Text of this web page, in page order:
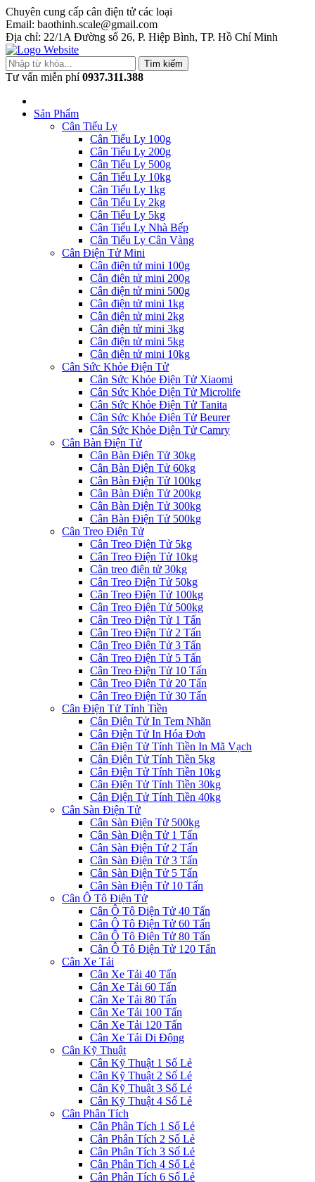
Chuyên cung cấp cân điện tử các loại
Email: baothinh.scale@gmail.com
Địa chỉ: 22/1A Đường số 26, P. Hiệp Bình, TP. Hồ Chí Minh
Tìm kiếm
Tư vấn miễn phí 0937.311.388
Sản Phẩm
Cân Tiểu Ly
Cân Tiểu Ly 100g
Cân Tiểu Ly 200g
Cân Tiểu Ly 500g
Cân Tiểu Ly 10kg
Cân Tiểu Ly 1kg
Cân Tiểu Ly 2kg
Cân Tiểu Ly 5kg
Cân Tiểu Ly Nhà Bếp
Cân Tiểu Ly Cân Vàng
Cân Điện Tử Mini
Cân điện tử mini 100g
Cân điện tử mini 200g
Cân điện tử mini 500g
Cân điện tử mini 1kg
Cân điện tử mini 2kg
Cân điện tử mini 3kg
Cân điện tử mini 5kg
Cân điện tử mini 10kg
Cân Sức Khỏe Điện Tử
Cân Sức Khỏe Điện Tử Xiaomi
Cân Sức Khỏe Điện Tử Microlife
Cân Sức Khỏe Điện Tử Tanita
Cân Sức Khỏe Điện Tử Beurer
Cân Sức Khỏe Điện Tử Camry
Cân Bàn Điện Tử
Cân Bàn Điện Tử 30kg
Cân Bàn Điện Tử 60kg
Cân Bàn Điện Tử 100kg
Cân Bàn Điện Tử 200kg
Cân Bàn Điện Tử 300kg
Cân Bàn Điện Tử 500kg
Cân Treo Điện Tử
Cân Treo Điện Tử 5kg
Cân Treo Điện Tử 10kg
Cân treo điện tử 30kg
Cân Treo Điện Tử 50kg
Cân Treo Điện Tử 100kg
Cân Treo Điện Tử 500kg
Cân Treo Điện Tử 1 Tấn
Cân Treo Điện Tử 2 Tấn
Cân Treo Điện Tử 3 Tấn
Cân Treo Điện Tử 5 Tấn
Cân Treo Điện Tử 10 Tấn
Cân Treo Điện Tử 20 Tấn
Cân Treo Điện Tử 30 Tấn
Cân Điện Tử Tính Tiền
Cân Điện Tử In Tem Nhãn
Cân Điện Tử In Hóa Đơn
Cân Điện Tử Tính Tiền In Mã Vạch
Cân Điện Tử Tính Tiền 5kg
Cân Điện Tử Tính Tiền 10kg
Cân Điện Tử Tính Tiền 30kg
Cân Điện Tử Tính Tiền 40kg
Cân Sàn Điện Tử
Cân Sàn Điện Tử 500kg
Cân Sàn Điện Tử 1 Tấn
Cân Sàn Điện Tử 2 Tấn
Cân Sàn Điện Tử 3 Tấn
Cân Sàn Điện Tử 5 Tấn
Cân Sàn Điện Tử 10 Tấn
Cân Ô Tô Điện Tử
Cân Ô Tô Điện Tử 40 Tấn
Cân Ô Tô Điện Tử 60 Tấn
Cân Ô Tô Điện Tử 80 Tấn
Cân Ô Tô Điện Tử 120 Tấn
Cân Xe Tải
Cân Xe Tải 40 Tấn
Cân Xe Tải 60 Tấn
Cân Xe Tải 80 Tấn
Cân Xe Tải 100 Tấn
Cân Xe Tải 120 Tấn
Cân Xe Tải Di Động
Cân Kỹ Thuật
Cân Kỹ Thuật 1 Số Lẻ
Cân Kỹ Thuật 2 Số Lẻ
Cân Kỹ Thuật 3 Số Lẻ
Cân Kỹ Thuật 4 Số Lẻ
Cân Phân Tích
Cân Phân Tích 1 Số Lẻ
Cân Phân Tích 2 Số Lẻ
Cân Phân Tích 3 Số Lẻ
Cân Phân Tích 4 Số Lẻ
Cân Phân Tích 6 Số Lẻ